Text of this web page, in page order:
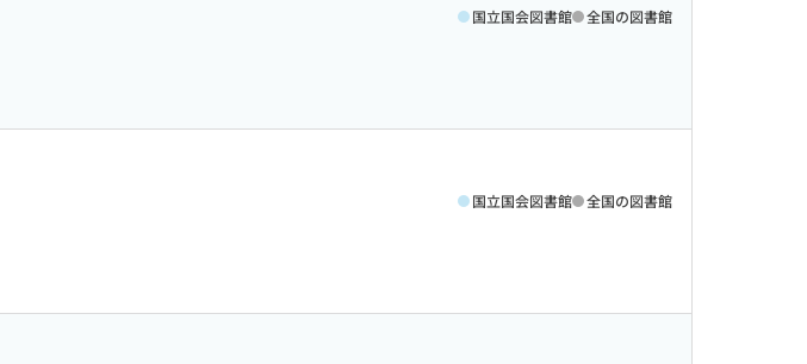
国立国会図書館 全国の図書館
国立国会図書館 全国の図書館